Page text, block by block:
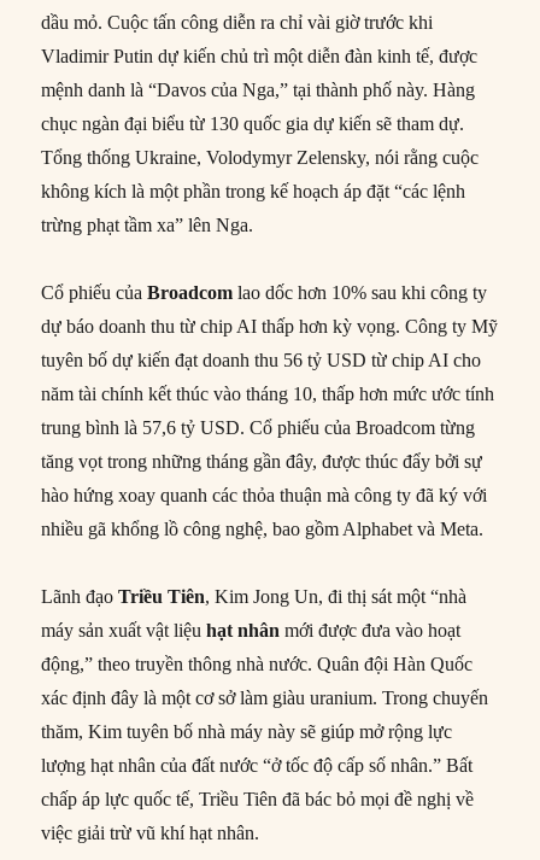
dầu mỏ. Cuộc tấn công diễn ra chỉ vài giờ trước khi
Vladimir Putin dự kiến chủ trì một diễn đàn kinh tế, được
mệnh danh là “Davos của Nga,” tại thành phố này. Hàng
chục ngàn đại biểu từ 130 quốc gia dự kiến sẽ tham dự.
Tổng thống Ukraine, Volodymyr Zelensky, nói rằng cuộc
không kích là một phần trong kế hoạch áp đặt “các lệnh
trừng phạt tầm xa” lên Nga.
Cổ phiếu củaBroadcom lao dốc hơn 10% sau khi công ty
dự báo doanh thu từ chip AI thấp hơn kỳ vọng. Công ty Mỹ
tuyên bố dự kiến đạt doanh thu 56 tỷ USD từ chip AI cho
năm tài chính kết thúc vào tháng 10, thấp hơn mức ước tính
trung bình là 57,6 tỷ USD. Cổ phiếu của Broadcom từng
tăng vọt trong những tháng gần đây, được thúc đẩy bởi sự
hào hứng xoay quanh các thỏa thuận mà công ty đã ký với
nhiều gã khổng lồ công nghệ, bao gồm Alphabet và Meta.
Lãnh đạoTriều Tiên, Kim Jong Un, đi thị sát một “nhà
máy sản xuất vật liệuhạt nhân mới được đưa vào hoạt
động,” theo truyền thông nhà nước. Quân đội Hàn Quốc
xác định đây là một cơ sở làm giàu uranium. Trong chuyến
thăm, Kim tuyên bố nhà máy này sẽ giúp mở rộng lực
lượng hạt nhân của đất nước “ở tốc độ cấp số nhân.” Bất
chấp áp lực quốc tế, Triều Tiên đã bác bỏ mọi đề nghị về
việc giải trừ vũ khí hạt nhân.